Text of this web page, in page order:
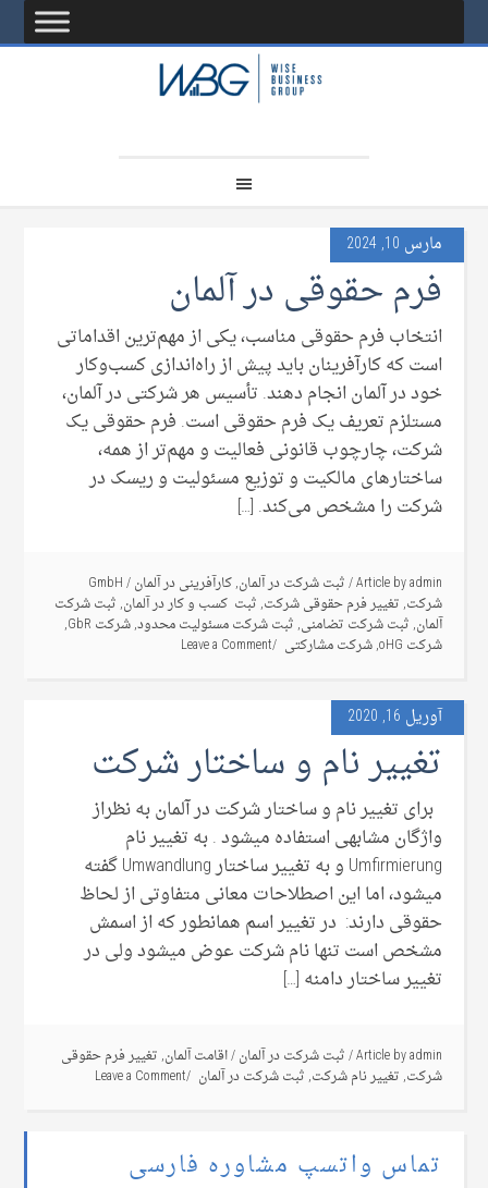
مارس 10, 2024
فرم‌ حقوقی در آلمان
انتخاب فرم حقوقی مناسب، یکی از مهم‌ترین اقداماتی
است که کارآفرینان باید پیش از راه‌اندازی کسب‌وکار
خود در آلمان انجام دهند. تأسیس هر شرکتی در آلمان،
مستلزم تعریف یک فرم حقوقی است. فرم حقوقی یک
شرکت، چارچوب قانونی فعالیت و مهم‌تر از همه،
ساختارهای مالکیت و توزیع مسئولیت و ریسک در
شرکت را مشخص می‌کند. […]
Article byadmin
/ثبت شرکت در آلمان,کارآفرینی در آلمان/
GmbH
شرکت,تغییر فرم حقوقی شرکت,ثبت کسب و کار در آلمان,ثبت شرکت
آلمان,ثبت شرکت تضامنی,ثبت شرکت مسئولیت محدود,شرکت GbR
,
شرکت oHG
,شرکت مشارکتی Leave a Comment
آوریل 16, 2020
تغییر نام و ساختار شرکت
برای تغییر نام و ساختار شرکت در آلمان به نظراز
واژگان مشابهی استفاده میشود . به تغییر نام
Umfirmierung و به تغییر ساختار Umwandlung گفته
میشود، اما این اصطلاحات معانی متفاوتی از لحاظ
حقوقی دارند: در تغییر اسم همانطور که از اسمش
مشخص است تنها نام شرکت عوض میشود ولی در
تغییر ساختار دامنه […]
Article byadmin
/ثبت شرکت در آلمان/اقامت آلمان,تغییر فرم حقوقی
شرکت,تغییر نام شرکت,ثبت شرکت در آلمان Leave a Comment
تماس واتسپ مشاوره فارسی